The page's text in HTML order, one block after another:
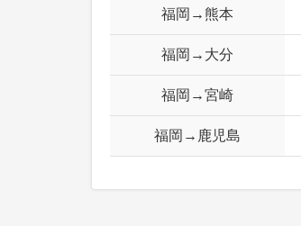
福岡→熊本
福岡→大分
福岡→宮崎
福岡→鹿児島